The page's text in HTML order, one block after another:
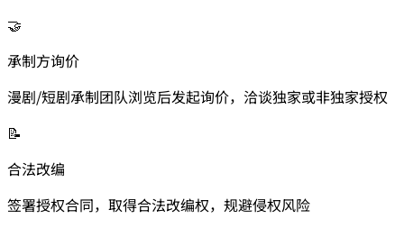
🤝
承制方询价
漫剧/短剧承制团队浏览后发起询价，洽谈独家或非独家授权
📝
合法改编
签署授权合同，取得合法改编权，规避侵权风险